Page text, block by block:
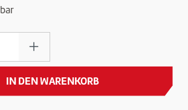
Gib den gewünschten
IN DEN WARENKORB